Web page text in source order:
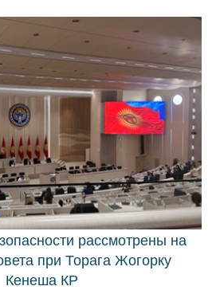
рассмотрены на
при Торага Жогорку
Кенеша КР